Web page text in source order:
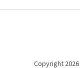
Copyright 2026